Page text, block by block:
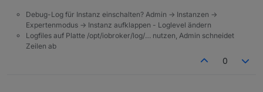
Debug-Log für Instanz einschalten? Admin -> Instanzen ->
Expertenmodus -> Instanz aufklappen - Loglevel ändern
Logfiles auf Platte /opt/iobroker/log/… nutzen, Admin schneidet
Zeilen ab
0